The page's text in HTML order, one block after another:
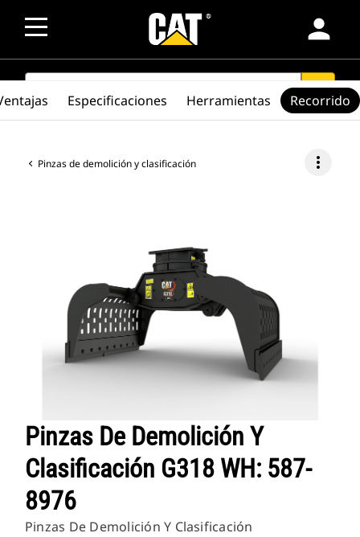
person
SEARCH search
Pinzas de demolición y clasificación more_vert
Pinzas De Demolición Y
Clasificación G318 WH: 587-
8976
Pinzas De Demolición Y Clasificación
Especificaciones Herramientas Recorrido